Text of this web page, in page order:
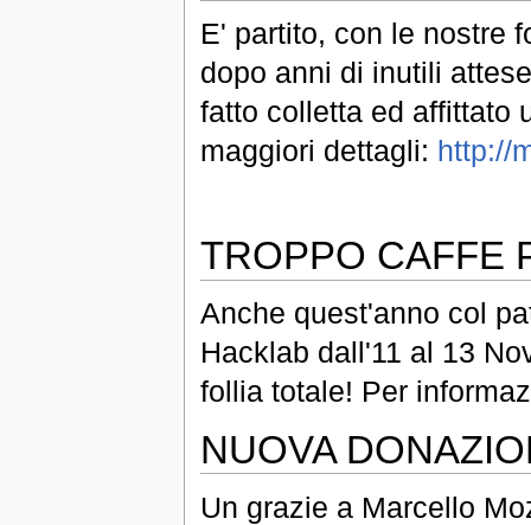
E' partito, con le nostre
dopo anni di inutili
fatto colletta ed affittato
maggiori dettagli: http://
TROPPO CAFFE
Anche quest'anno col
Hacklab dall'11 al 13
follia totale! Per
NUOVA
Un grazie a Marcello